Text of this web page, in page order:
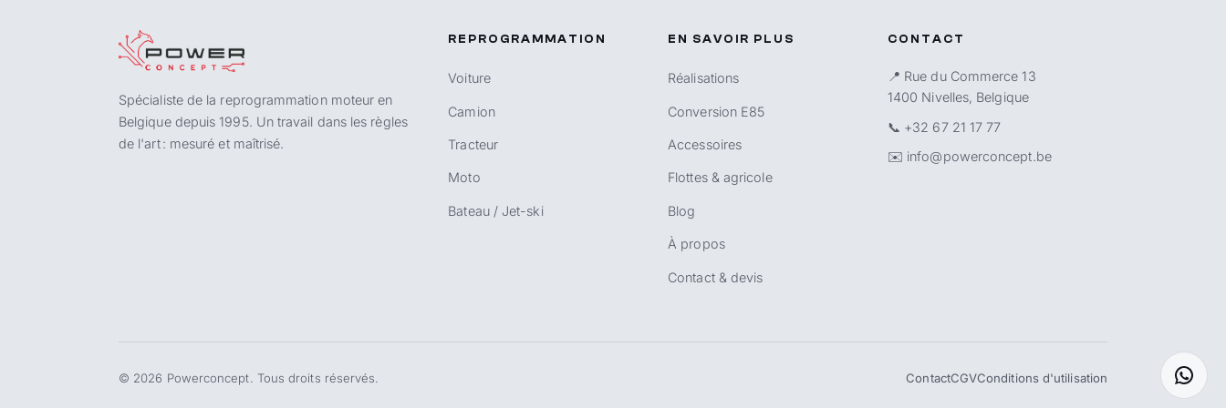
Spécialiste de la reprogrammation moteur en
Belgique depuis 1995. Un travail dans les règles
de l'art : mesuré et maîtrisé.
REPROGRAMMATION
Voiture
Camion
Tracteur
Moto
Bateau / Jet-ski
EN SAVOIR PLUS
Réalisations
Conversion E85
Accessoires
Flottes & agricole
Blog
À propos
Contact & devis
CONTACT
📍 Rue du Commerce 13
1400 Nivelles, Belgique
📞 +32 67 21 17 77
✉️ info@powerconcept.be
© 2026 Powerconcept. Tous droits réservés. ContactCGVConditions d'utilisation